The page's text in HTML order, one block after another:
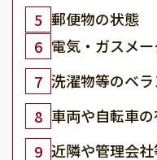
5 郵便物の状態
6 電気・ガスメ
7 洗濯物等のベ
8 車両や自転車
9 近隣や管理会